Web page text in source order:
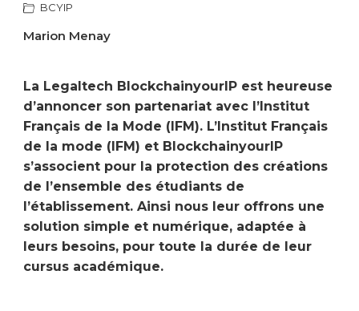
BCYIP
Marion Menay
La Legaltech BlockchainyourIP est heureuse
d’annoncer son partenariat avec l’Institut
Français de la Mode (IFM). L’Institut Français
de la mode (IFM) et BlockchainyourIP
s’associent pour la protection des créations
de l’ensemble des étudiants de
l’établissement. Ainsi nous leur offrons une
solution simple et numérique, adaptée à
leurs besoins, pour toute la durée de leur
cursus académique.